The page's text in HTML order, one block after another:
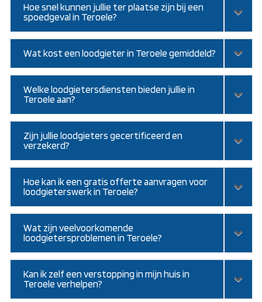
Hoe snel kunnen jullie ter plaatse zijn bij een
spoedgeval in Teroele?
Wat kost een loodgieter in Teroele gemiddeld?
Welke loodgietersdiensten bieden jullie in
Teroele aan?
Zijn jullie loodgieters gecertificeerd en
verzekerd?
Hoe kan ik een gratis offerte aanvragen voor
loodgieterswerk in Teroele?
Wat zijn veelvoorkomende
loodgietersproblemen in Teroele?
Kan ik zelf een verstopping in mijn huis in
Teroele verhelpen?